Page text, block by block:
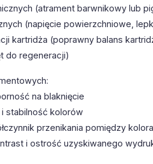
(atrament barwnikowy lub
(napięcie powierzchniowe,
kartridża (poprawny balans
do regeneracji)
na blaknięcie
stabilność kolorów
przenikania pomiędzy
i ostrość uzyskiwanego